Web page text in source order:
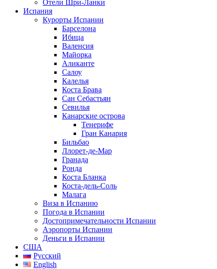
Отели Шри-Ланки
Испания
Курорты Испании
Барселона
Ибица
Валенсия
Майорка
Аликанте
Салоу
Калелья
Коста Брава
Сан Себастьян
Севилья
Канарские острова
Тенерифе
Гран Канария
Бильбао
Ллорет-де-Мар
Гранада
Ронда
Коста Бланка
Коста-дель-Соль
Малага
Виза в Испанию
Погода в Испании
Достопримечательности Испании
Аэропорты Испании
Деньги в Испании
США
Русский
English